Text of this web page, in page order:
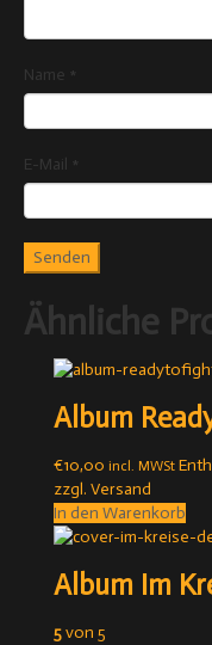
Name *
E-Mail *
Ähnliche
Album
€10,00 incl. MWSt
zzgl. Versand
In den Warenkorb
Album Im
5von 5